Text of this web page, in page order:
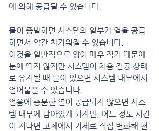
에 의해 공급될 수 있습니다.
물이 증발하면 시스템의 일부가 열을 공급
하면서 약간 차가워질 수 있습니다.
이것을 일반적으로 양이 매우 적기 때문에
눈에 띄지 않지만 시스템이 처음 진공 상태
로 유지될 때 물이 있으면 시스템 내부에서
얼어붙을 수 있습니다.
얼음에 충분한 열이 공급되지 않으면 시스
템 내부에 남아있게 되지만, 어느 정도 시간
이 지나면 고체에서 기체로 직접 변화해 천